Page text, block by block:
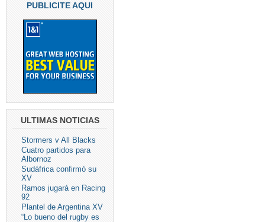
PUBLICITE AQUI
ULTIMAS NOTICIAS
Stormers v All Blacks
Cuatro partidos para
Albornoz
Sudáfrica confirmó su
XV
Ramos jugará en Racing
92
Plantel de Argentina XV
“Lo bueno del rugby es